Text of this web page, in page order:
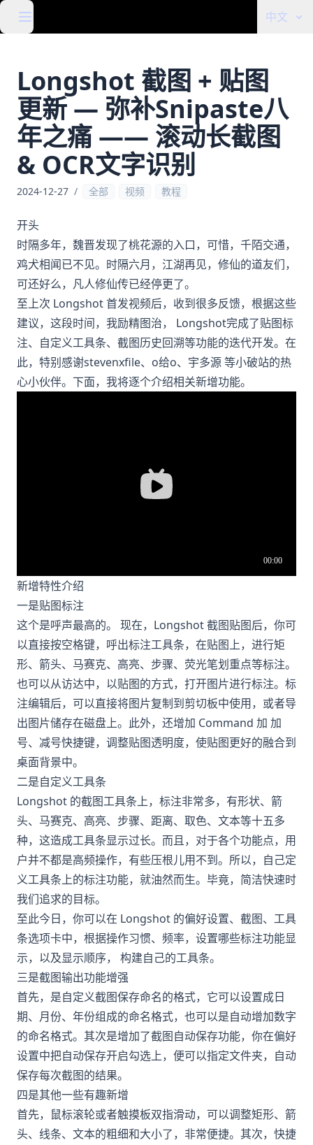
中文
Longshot 截图 + 贴图
更新 — 弥补Snipaste八
年之痛 —— 滚动长截图
& OCR文字识别
2024-12-27 / 全部 视频 教程
开头
时隔多年，魏晋发现了桃花源的入口，可惜，千陌交通，
鸡犬相闻已不见。时隔六月，江湖再见，修仙的道友们，
可还好么，凡人修仙传已经停更了。
至上次 Longshot 首发视频后，收到很多反馈，根据这些
建议，这段时间，我励精图治， Longshot完成了贴图标
注、自定义工具条、截图历史回溯等功能的迭代开发。在
此，特别感谢stevenxfile、o给o、宇多源 等小破站的热
心小伙伴。下面，我将逐个介绍相关新增功能。
新增特性介绍
一是贴图标注
这个是呼声最高的。 现在，Longshot 截图贴图后，你可
以直接按空格键，呼出标注工具条，在贴图上，进行矩
形、箭头、马赛克、高亮、步骤、荧光笔划重点等标注。
也可以从访达中，以贴图的方式，打开图片进行标注。标
注编辑后，可以直接将图片复制到剪切板中使用，或者导
出图片储存在磁盘上。此外，还增加 Command 加 加
号、减号快捷键，调整贴图透明度，使贴图更好的融合到
桌面背景中。
二是自定义工具条
Longshot 的截图工具条上，标注非常多，有形状、箭
头、马赛克、高亮、步骤、距离、取色、文本等十五多
种，这造成工具条显示过长。而且，对于各个功能点，用
户并不都是高频操作，有些压根儿用不到。所以，自己定
义工具条上的标注功能，就油然而生。毕竟，简洁快速时
我们追求的目标。
至此今日，你可以在 Longshot 的偏好设置、截图、工具
条选项卡中，根据操作习惯、频率，设置哪些标注功能显
示，以及显示顺序， 构建自己的工具条。
三是截图输出功能增强
首先，是自定义截图保存命名的格式，它可以设置成日
期、月份、年份组成的命名格式，也可以是自动增加数字
的命名格式。其次是增加了截图自动保存功能，你在偏好
设置中把自动保存开启勾选上，便可以指定文件夹，自动
保存每次截图的结果。
四是其他一些有趣新增
首先，鼠标滚轮或者触摸板双指滑动，可以调整矩形、箭
头、线条、文本的粗细和大小了，非常便捷。其次，快捷